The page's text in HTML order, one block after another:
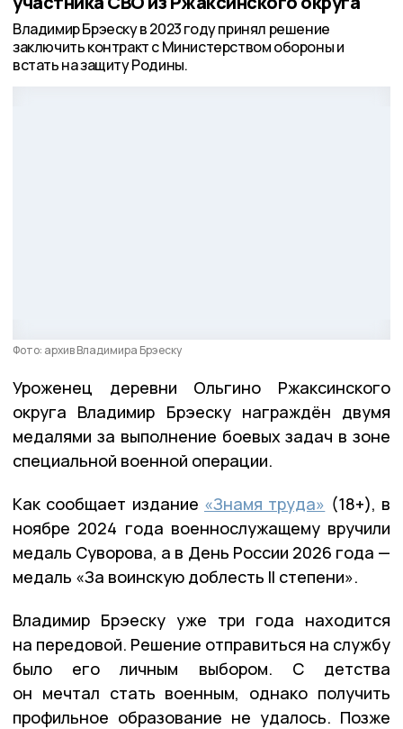
Владимир Брэеску в 2023 году принял решение
заключить контракт с Министерством обороны и
встать на защиту Родины.
Фото: архив Владимира Брэеску
Уроженец деревни Ольгино Ржаксинского
округа Владимир Брэеску награждён двумя
медалями за выполнение боевых задач в зоне
специальной военной операции.
Как сообщает издание «Знамя труда» (18+), в
ноябре 2024 года военнослужащему вручили
медаль Суворова, а в День России 2026 года —
медаль «За воинскую доблесть II степени».
Владимир Брэеску уже три года находится
на передовой. Решение отправиться на службу
было его личным выбором. С детства
он мечтал стать военным, однако получить
профильное образование не удалось. Позже